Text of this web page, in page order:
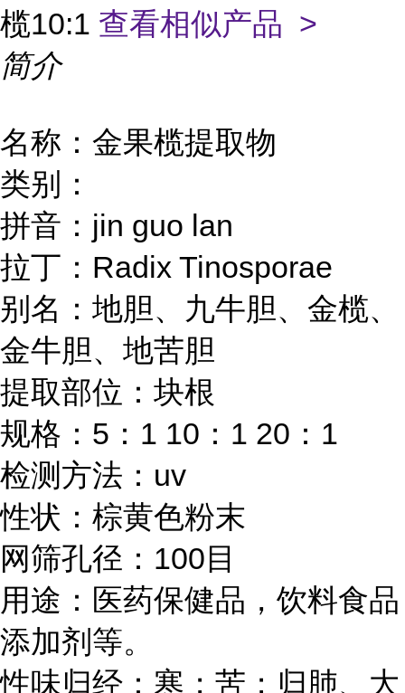
榄10:1 查看相似产品 >
简介
名称：金果榄提取物
类别：
拼音： jin guo lan
拉丁： Radix Tinosporae
别名：地胆、九牛胆、金榄、
金牛胆、地苦胆
提取部位：块根
规格： 5：1 10：1 20：1
检测方法： uv
性状：棕黄色粉末
网筛孔径： 100目
用途：医药保健品，饮料食品
添加剂等。
性味归经：寒；苦；归肺、大